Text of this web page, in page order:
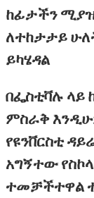
ከፊታችን
ለተከታታይ
ይካሄዳል
በፌስቲቫሉ ላይ
ምስራቅ
የዩንቨርስቲ
አግኝተው
ተመቻችተዋል